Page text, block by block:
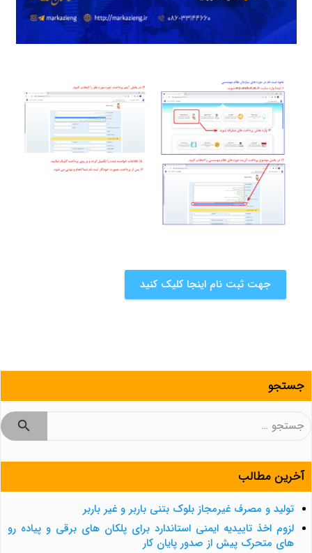
جهت ثبت نام اینجا کلیک کنید
جستجو
جستجو
آخرین مطالب
تولید و مصرف غیرمجاز بلوک بتنی باربر و غیر باربر
لزوم اخذ تاییدیه ایمنی استاندارد برای پلکان های برقی و پیاده رو
های متحرک پیش از صدور پایان کار